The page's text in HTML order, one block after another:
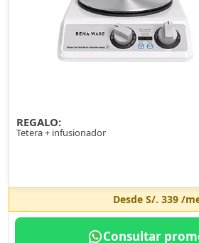
REGALO:
Tetera + infusionador
Desde S/. 339/
Consultar